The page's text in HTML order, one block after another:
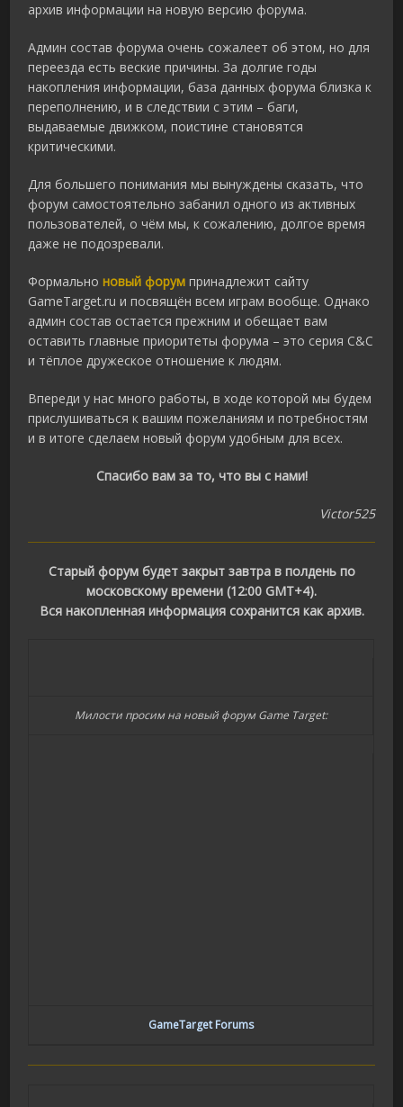
архив информации на новую версию форума.
Админ состав форума очень сожалеет об этом, но для
переезда есть веские причины. За долгие годы
накопления информации, база данных форума близка к
переполнению, и в следствии с этим – баги,
выдаваемые движком, поистине становятся
критическими.
Для большего понимания мы вынуждены сказать, что
форум самостоятельно забанил одного из активных
пользователей, о чём мы, к сожалению, долгое время
даже не подозревали.
Формальноновый форум принадлежит сайту
GameTarget.ru и посвящён всем играм вообще. Однако
админ состав остается прежним и обещает вам
оставить главные приоритеты форума – это серия C&C
и тёплое дружеское отношение к людям.
Впереди у нас много работы, в ходе которой мы будем
прислушиваться к вашим пожеланиям и потребностям
и в итоге сделаем новый форум удобным для всех.
Спасибо вам за то, что вы с нами!
Victor525
Старый форум будет закрыт завтра в полдень по
московскому времени (12:00 GMT+4).
Вся накопленная информация сохранится как архив.
Милости просим на новый форум Game Target:
GameTarget Forums